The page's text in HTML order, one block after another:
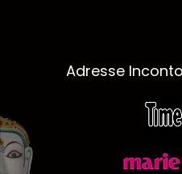
Adresse